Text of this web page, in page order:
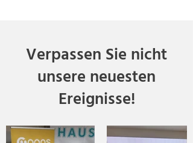
Verpassen Sie nicht
unsere neuesten
Ereignisse!